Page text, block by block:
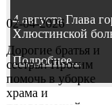
4 августа Глава
Хлюстинской
Подробнее...
02-04-2026
Дорогие братья и
сестры! Просим
помочь в уборке
храма и